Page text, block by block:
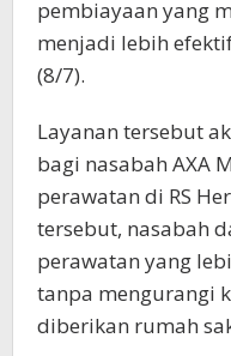
pembiayaan yang
menjadi lebih
(8/7).
Layanan tersebut
bagi nasabah AXA
perawatan di RS
tersebut, nasabah
perawatan yang
tanpa mengurangi
diberikan rumah